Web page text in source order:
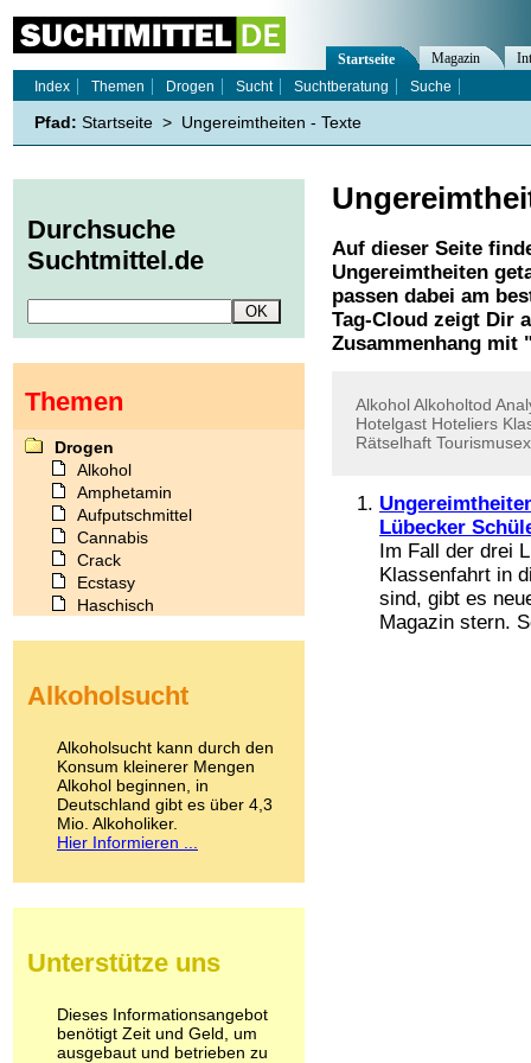
Auf dieser Seite
Ungereimtheiten
passen dabei am
Tag-Cloud zeigt Dir
Zusammenhang mit
AlkoholAlkoholtod
Hotelgast Hoteliers
Rätselhaft
Lübecker
Im Fall der drei
Klassenfahrt in
sind, gibt es
Magazin stern.
Startseite Magazin
Index
Themen Drogen Sucht Suchtberatung Suche
Pfad: Startseite > Ungereimtheiten - Texte
Durchsuche
Suchtmittel.de
Themen
Drogen
Alkohol
Amphetamin
Aufputschmittel
Cannabis
Crack
Ecstasy
Haschisch
Kokain
LSD
Marihuana
Medikamente
Meskalin
Metamphetamin
Methadon
Pilze
Psychopharmaka
Schlafmittel
Schmerzmittel
Alkoholsucht
Alkoholsucht kann durch den
Konsum kleinerer Mengen
Alkohol beginnen, in
Deutschland gibt es über 4,3
Mio. Alkoholiker.
Hier Informieren ...
Unterstütze uns
Dieses Informationsangebot
benötigt Zeit und Geld, um
ausgebaut und betrieben zu